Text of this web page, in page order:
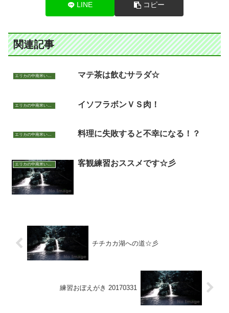
LINE コピー
関連記事
エリカの中南米いまむかし マテ茶は飲むサラダ☆
エリカの中南米いまむかし イソフラボンＶＳ肉！
エリカの中南米いまむかし 料理に失敗すると不幸になる！？
エリカの中南米いまむかし 客観練習おススメです☆彡
チチカカ湖への道☆彡
練習おぼえがき 20170331